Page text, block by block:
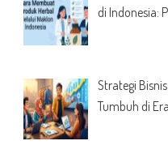
di Indonesia:
Strategi
Tumbuh di